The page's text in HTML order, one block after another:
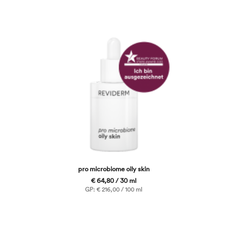
pro microbiome oily skin
€ 64,80 / 30 ml
GP: € 216,00 / 100 ml